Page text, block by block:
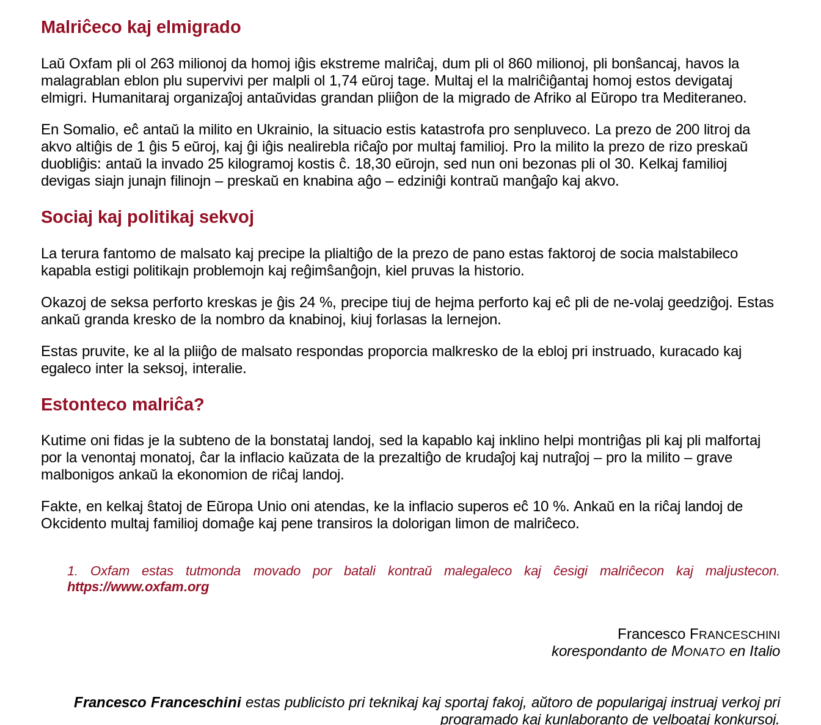
Malriĉeco kaj elmigrado
Laŭ Oxfam pli ol 263 milionoj da homoj iĝis ekstreme malriĉaj, dum pli ol 860 milionoj, pli bonŝancaj, havos la
malagrablan eblon plu supervivi per malpli ol 1,74 eŭroj tage. Multaj el la malriĉiĝantaj homoj estos devigataj
elmigri. Humanitaraj organizaĵoj antaŭvidas grandan pliiĝon de la migrado de Afriko al Eŭropo tra Mediteraneo.
En Somalio, eĉ antaŭ la milito en Ukrainio, la situacio estis katastrofa pro senpluveco. La prezo de 200 litroj da
akvo altiĝis de 1 ĝis 5 eŭroj, kaj ĝi iĝis nealirebla riĉaĵo por multaj familioj. Pro la milito la prezo de rizo preskaŭ
duobliĝis: antaŭ la invado 25 kilogramoj kostis ĉ. 18,30 eŭrojn, sed nun oni bezonas pli ol 30. Kelkaj familioj
devigas siajn junajn filinojn – preskaŭ en knabina aĝo – edziniĝi kontraŭ manĝaĵo kaj akvo.
Sociaj kaj politikaj sekvoj
La terura fantomo de malsato kaj precipe la plialtiĝo de la prezo de pano estas faktoroj de socia malstabileco
kapabla estigi politikajn problemojn kaj reĝimŝanĝojn, kiel pruvas la historio.
Okazoj de seksa perforto kreskas je ĝis 24 %, precipe tiuj de hejma perforto kaj eĉ pli de ne-volaj geedziĝoj. Estas
ankaŭ granda kresko de la nombro da knabinoj, kiuj forlasas la lernejon.
Estas pruvite, ke al la pliiĝo de malsato respondas proporcia malkresko de la ebloj pri instruado, kuracado kaj
egaleco inter la seksoj, interalie.
Estonteco malriĉa?
Kutime oni fidas je la subteno de la bonstataj landoj, sed la kapablo kaj inklino helpi montriĝas pli kaj pli malfortaj
por la venontaj monatoj, ĉar la inflacio kaŭzata de la prezaltiĝo de krudaĵoj kaj nutraĵoj – pro la milito – grave
malbonigos ankaŭ la ekonomion de riĉaj landoj.
Fakte, en kelkaj ŝtatoj de Eŭropa Unio oni atendas, ke la inflacio superos eĉ 10 %. Ankaŭ en la riĉaj landoj de
Okcidento multaj familioj domaĝe kaj pene transiros la dolorigan limon de malriĉeco.
1. Oxfam estas tutmonda movado por batali kontraŭ malegaleco kaj ĉesigi malriĉecon kaj maljustecon.
https://www.oxfam.org
Francesco FRANCESCHINI
korespondanto de MONATOen Italio
Francesco Franceschiniestas publicisto pri teknikaj kaj sportaj fakoj, aŭtoro de popularigaj instruaj verkoj pri
programado kaj kunlaboranto de velboataj konkursoj.